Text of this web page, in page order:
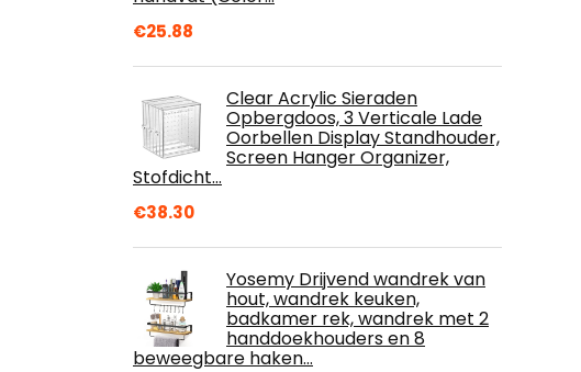
€25.88
Clear Acrylic Sieraden
Opbergdoos, 3 Verticale Lade
Oorbellen Display Standhouder,
Screen Hanger Organizer,
Stofdicht…
€38.30
Yosemy Drijvend wandrek van
hout, wandrek keuken,
badkamer rek, wandrek met 2
handdoekhouders en 8
beweegbare haken…